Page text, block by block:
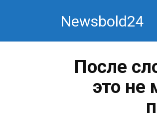
Newsbold24
После
это не